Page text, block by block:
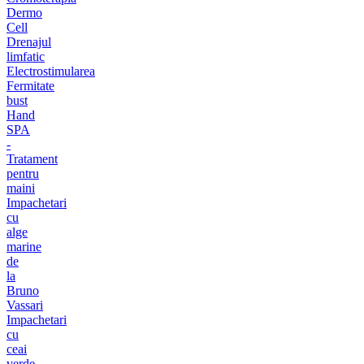
Dermo
Cell
Drenajul
limfatic
Electrostimularea
Fermitate
bust
Hand
SPA
-
Tratament
pentru
maini
Impachetari
cu
alge
marine
de
la
Bruno
Vassari
Impachetari
cu
ceai